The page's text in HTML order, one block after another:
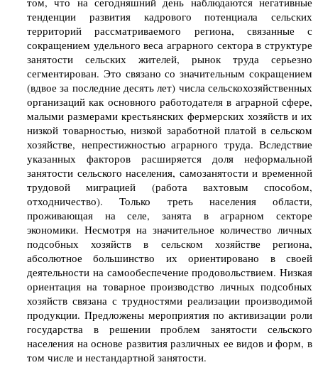
тенденции развития кадрового потенциала сельских
территорий рассматриваемого региона, связанные с
сокращением удельного веса аграрного сектора в структуре
занятости сельских жителей, рынок труда серьезно
сегментирован. Это связано со значительным сокращением
(вдвое за последние десять лет) числа сельскохозяйственных
организаций как основного работодателя в аграрной сфере,
малыми размерами крестьянских фермерских хозяйств и их
низкой товарностью, низкой заработной платой в сельском
хозяйстве, непрестижностью аграрного труда. Вследствие
указанных факторов расширяется доля неформальной
занятости сельского населения, самозанятости и временной
трудовой миграцией (работа вахтовым способом,
отходничество). Только треть населения области,
проживающая на селе, занята в аграрном секторе
экономики. Несмотря на значительное количество личных
подсобных хозяйств в сельском хозяйстве региона,
абсолютное большинство их ориентировано в своей
деятельности на самообеспечение продовольствием. Низкая
ориентация на товарное производство личных подсобных
хозяйств связана с трудностями реализации производимой
продукции. Предложены мероприятия по активизации роли
государства в решении проблем занятости сельского
населения на основе развития различных ее видов и форм, в
том числе и нестандартной занятости.